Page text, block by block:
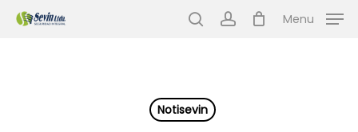
Skip
Menu
Notisevin